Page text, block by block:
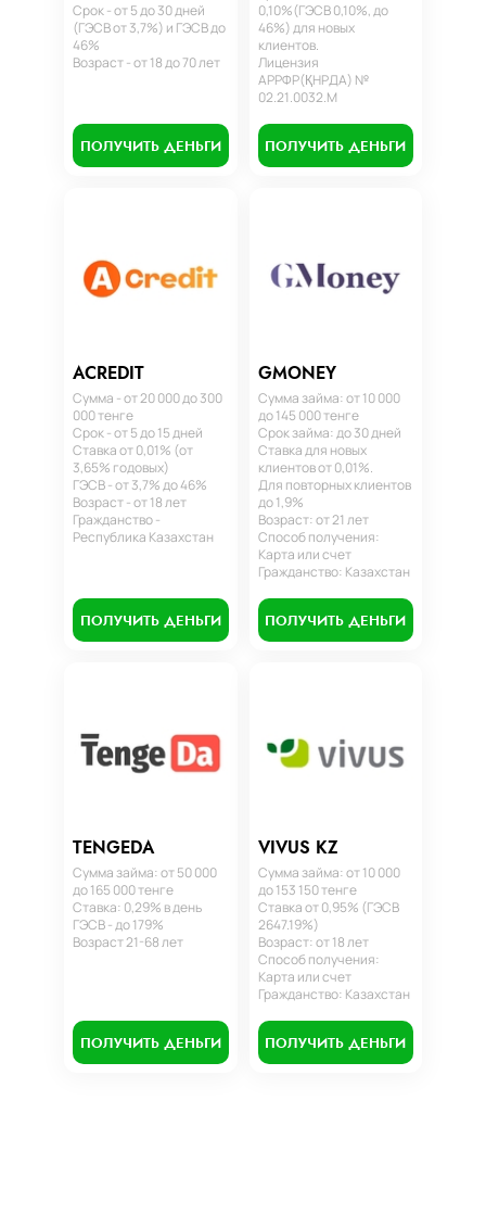
Срок - от 5 до 30 дней
(ГЭСВ от 3,7%) и ГЭСВ до
46%
Возраст - от 18 до 70 лет
ПОЛУЧИТЬ ДЕНЬГИ
0,10%(ГЭСВ 0,10%, до
46%) для новых
клиентов.
Лицензия
АРРФР(ҚНРДА) №
02.21.0032.М
ПОЛУЧИТЬ ДЕНЬГИ
ACREDIT
Сумма - от 20 000 до 300
000 тенге
Срок - от 5 до 15 дней
Ставка от 0,01% (от
3,65% годовых)
ГЭСВ - от 3,7% до 46%
Возраст - от 18 лет
Гражданство -
Республика Казахстан
ПОЛУЧИТЬ ДЕНЬГИ
GMONEY
Сумма займа: от 10 000
до 145 000 тенге
Срок займа: до 30 дней
Ставка для новых
клиентов от 0,01%.
Для повторных клиентов
до 1,9%
Возраст: от 21 лет
Способ получения:
Карта или счет
Гражданство: Казахстан
ПОЛУЧИТЬ ДЕНЬГИ
TENGEDA
Сумма займа: от 50 000
до 165 000 тенге
Ставка: 0,29% в день
ГЭСВ - до 179%
Возраст 21-68 лет
ПОЛУЧИТЬ ДЕНЬГИ
VIVUS KZ
Сумма займа: от 10 000
до 153 150 тенге
Ставка от 0,95% (ГЭСВ
2647.19%)
Возраст: от 18 лет
Способ получения:
Карта или счет
Гражданство: Казахстан
ПОЛУЧИТЬ ДЕНЬГИ